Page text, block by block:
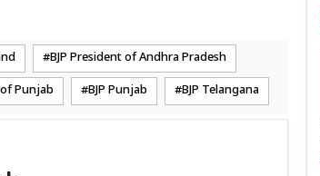
BJP President of Andhra Pradesh
Punjab BJP Punjab BJP Telangana